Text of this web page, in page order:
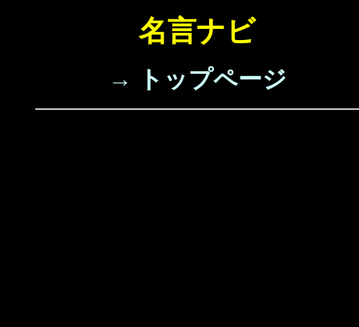
名言ナビ
→ トップページ